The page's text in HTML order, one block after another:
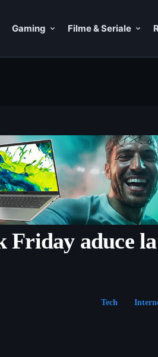
Gaming Filme & Seriale
Friday aduce
Tech